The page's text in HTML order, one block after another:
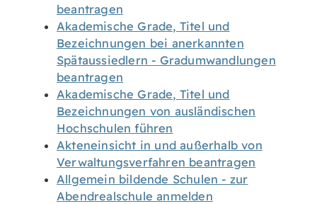
beantragen
Akademische Grade, Titel und
Bezeichnungen bei anerkannten
Spätaussiedlern - Gradumwandlungen
beantragen
Akademische Grade, Titel und
Bezeichnungen von ausländischen
Hochschulen führen
Akteneinsicht in und außerhalb von
Verwaltungsverfahren beantragen
Allgemein bildende Schulen - zur
Abendrealschule anmelden